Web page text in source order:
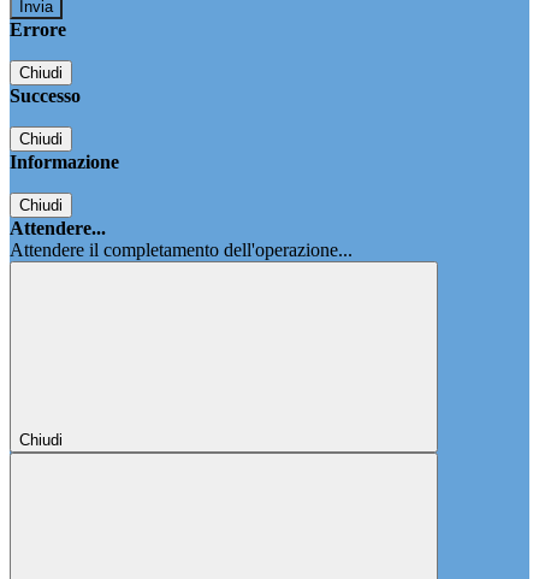
Errore
Chiudi
Successo
Chiudi
Informazione
Chiudi
Attendere...
Attendere il completamento dell'operazione...
Chiudi